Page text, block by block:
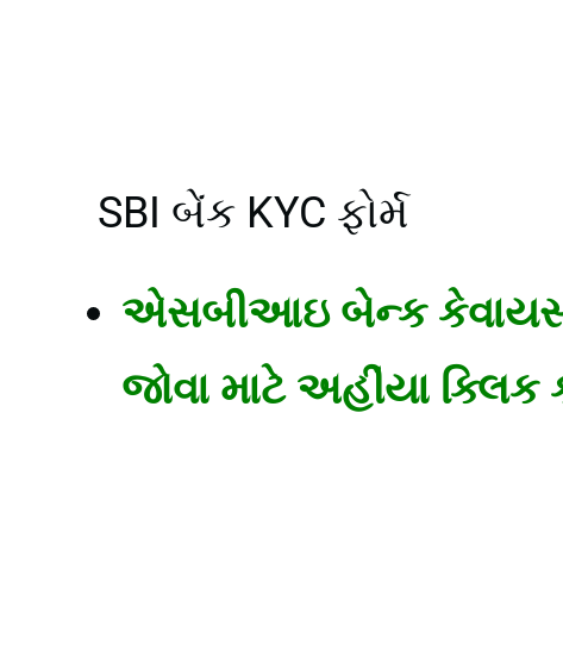
SBI બેંક KYC ફોર્મ
એસબીઆઇ બેન્ક કેવાયસી
જોવા માટે અહીંયા ક્લિક